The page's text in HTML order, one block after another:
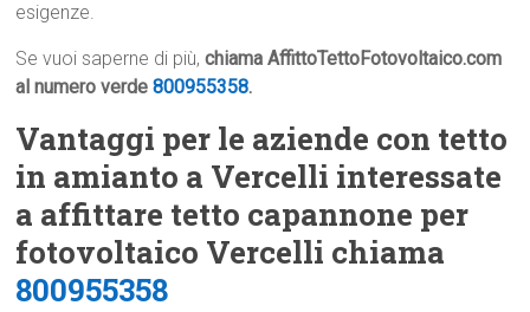
esigenze.
Se vuoi saperne di più,chiama AffittoTettoFotovoltaico.com
al numero verde800955358.
Vantaggi per le aziende con tetto
in amianto a Vercelli interessate
a affittare tetto capannone per
fotovoltaico Vercelli chiama
800955358